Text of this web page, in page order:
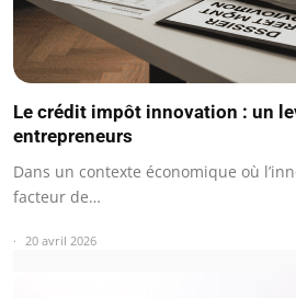
Le crédit impôt innovation : un
entrepreneurs
Dans un contexte économique où
facteur de…
20 avril 2026